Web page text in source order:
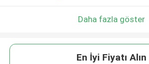
Daha fazla göster
En İyi Fiyatı Alın